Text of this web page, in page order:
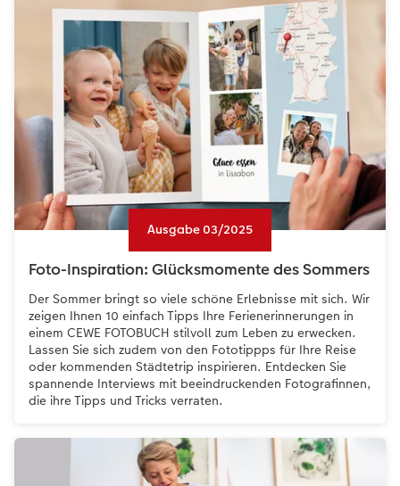
Ausgabe 03/2025
Foto-Inspiration: Glücksmomente des Sommers
Der Sommer bringt so viele schöne Erlebnisse mit sich. Wir
zeigen Ihnen 10 einfach Tipps Ihre Ferienerinnerungen in
einem CEWE FOTOBUCH stilvoll zum Leben zu erwecken.
Lassen Sie sich zudem von den Fototippps für Ihre Reise
oder kommenden Städtetrip inspirieren. Entdecken Sie
spannende Interviews mit beeindruckenden Fotografinnen,
die ihre Tipps und Tricks verraten.